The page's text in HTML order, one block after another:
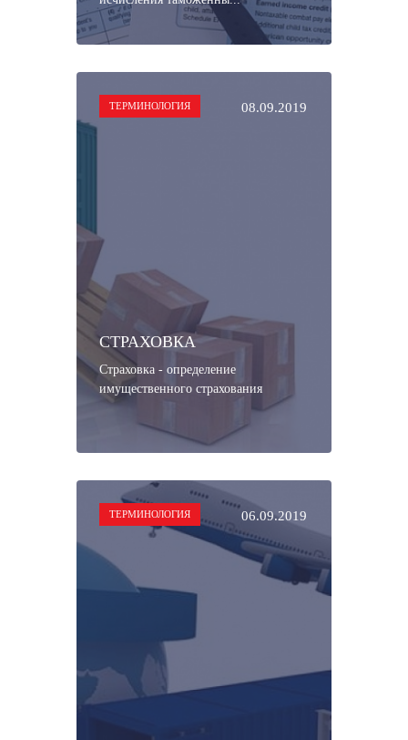
ТЕРМИНОЛОГИЯ 08.09.2019
СТРАХОВКА
Страховка - определение
имущественного страхования
ТЕРМИНОЛОГИЯ 06.09.2019